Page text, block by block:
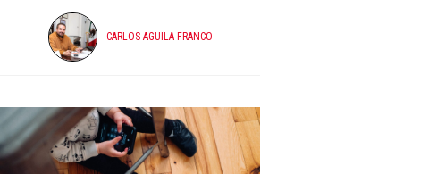
CARLOS AGUILA FRANCO